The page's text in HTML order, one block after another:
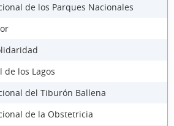
de los Parques Nacionales
de los Lagos
del Tiburón Ballena
de la Obstetricia